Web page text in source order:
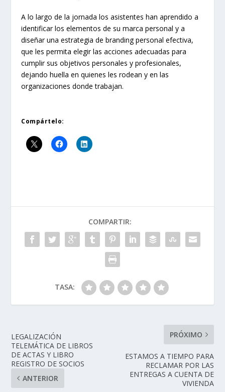
A lo largo de la jornada los asistentes han aprendido a
identificar los elementos de su marca personal y a
diseñar una estrategia de branding personal efectiva,
que les permita elegir las acciones adecuadas para
cumplir sus objetivos personales y profesionales,
dejando huella en quienes les rodean y en las
organizaciones donde trabajan.
Compártelo:
COMPARTIR:
TASA:
LEGALIZACIÓN
TELEMÁTICA DE LIBROS
DE ACTAS Y LIBRO
REGISTRO DE SOCIOS
ANTERIOR
PRÓXIMO
ESTAMOS A TIEMPO PARA
RECLAMAR POR LAS
ENTREGAS A CUENTA DE
VIVIENDA